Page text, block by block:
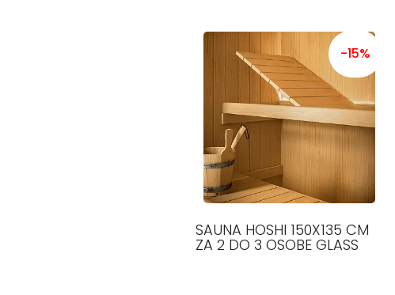
-15%
SAUNA HOSHI 150X135 CM
ZA 2 DO 3 OSOBE GLASS